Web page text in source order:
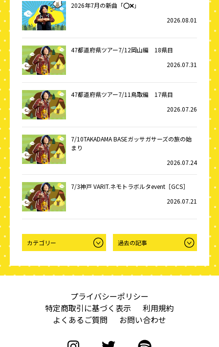
2026年7月の新曲「⭕️❌」
2026.08.01
47都道府県ツアー7/12岡山編 18県目
2026.07.31
47都道府県ツアー7/11鳥取編 17県目
2026.07.26
7/10TAKADAMA BASEガッサガサーズの旅の始
まり
2026.07.24
7/3神戸 VARIT.ネモトラボルタevent［GCS］
2026.07.21
プライバシーポリシー
特定商取引に基づく表示
利用規約
よくあるご質問
お問い合わせ